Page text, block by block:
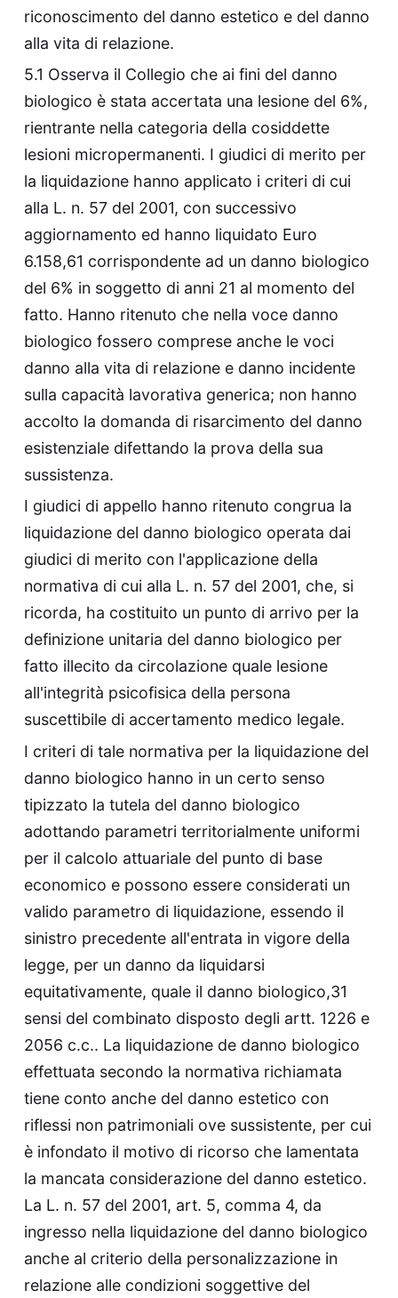
riconoscimento del danno estetico e del danno
alla vita di relazione.
5.1 Osserva il Collegio che ai fini del danno
biologico è stata accertata una lesione del 6%,
rientrante nella categoria della cosiddette
lesioni micropermanenti. I giudici di merito per
la liquidazione hanno applicato i criteri di cui
alla L. n. 57 del 2001, con successivo
aggiornamento ed hanno liquidato Euro
6.158,61 corrispondente ad un danno biologico
del 6% in soggetto di anni 21 al momento del
fatto. Hanno ritenuto che nella voce danno
biologico fossero comprese anche le voci
danno alla vita di relazione e danno incidente
sulla capacità lavorativa generica; non hanno
accolto la domanda di risarcimento del danno
esistenziale difettando la prova della sua
sussistenza.
I giudici di appello hanno ritenuto congrua la
liquidazione del danno biologico operata dai
giudici di merito con l'applicazione della
normativa di cui alla L. n. 57 del 2001, che, si
ricorda, ha costituito un punto di arrivo per la
definizione unitaria del danno biologico per
fatto illecito da circolazione quale lesione
all'integrità psicofisica della persona
suscettibile di accertamento medico legale.
I criteri di tale normativa per la liquidazione del
danno biologico hanno in un certo senso
tipizzato la tutela del danno biologico
adottando parametri territorialmente uniformi
per il calcolo attuariale del punto di base
economico e possono essere considerati un
valido parametro di liquidazione, essendo il
sinistro precedente all'entrata in vigore della
legge, per un danno da liquidarsi
equitativamente, quale il danno biologico,31
sensi del combinato disposto degli artt. 1226 e
2056 c.c.. La liquidazione de danno biologico
effettuata secondo la normativa richiamata
tiene conto anche del danno estetico con
riflessi non patrimoniali ove sussistente, per cui
è infondato il motivo di ricorso che lamentata
la mancata considerazione del danno estetico.
La L. n. 57 del 2001, art. 5, comma 4, da
ingresso nella liquidazione del danno biologico
anche al criterio della personalizzazione in
relazione alle condizioni soggettive del